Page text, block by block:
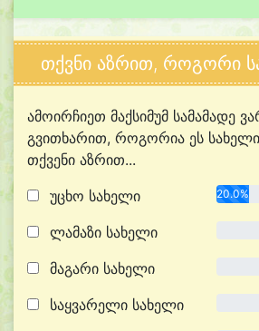
თქვნი აზრით, როგორი
ამოირჩიეთ მაქსიმუმ სამამადე
გვითხარით, როგორია ეს
თქვენი აზრით...
უცხო სახელი
20.0%
ლამაზი სახელი
მაგარი სახელი
საყვარელი სახელი